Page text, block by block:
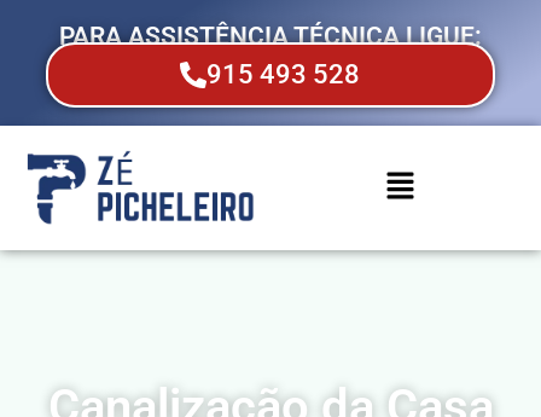
PARA ASSISTÊNCIA TÉCNICA LIGUE:
915 493 528